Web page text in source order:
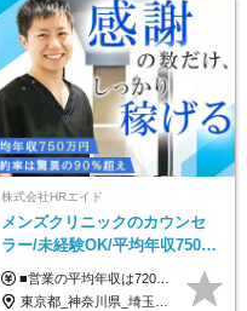
株式会社HRエイド
メンズクリニックのカウンセ
ラー/未経験OK/平均年収750万
円/4人に1人が年収1000万円超
え/成約率90％
■営業の平均年収は720万円！ ■4人に1人が年収1000万円超え 月給27万円～100万円+インセンティブ(平均月20～40万円程) ＜インセンティブ制度について＞ 当社では創業以来、頑張ったらその分稼げる環境づくりに注力。カウンセラー部署では、個人の成約金額・チームの成果・事業部の売上利益を掛け合わせる新しいインセンティブ制度を導入しました。あなたの頑張り次第で毎月高インセンティブが実現できる体制です！ ※上記金額には固定残業代（35,500円以上～・30時間分）が含まれます。時間超過分は追加支給します。 ※試用期間3か月あり。研修期間3か月中は、月給25万円～30万円になります。(固定残業代：35,500円～・23h分を含む) ※インセンティブの一部は、研修期間中から支給されます。その他待遇の差異はありません。
東京都_神奈川県_埼玉県_千葉県_大阪府_愛知県_北海道_宮城県_栃木県_群馬県_静岡県_兵庫県_京都府_岡山県_熊本県